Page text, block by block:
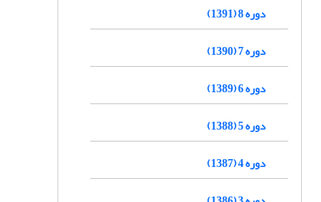
دوره 8 (1391)
دوره 7 (1390)
دوره 6 (1389)
دوره 5 (1388)
دوره 4 (1387)